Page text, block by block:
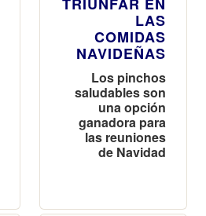
LAS
COMIDAS
NAVIDEÑAS
Los pinchos
saludables son
una opción
ganadora para
las reuniones
de Navidad